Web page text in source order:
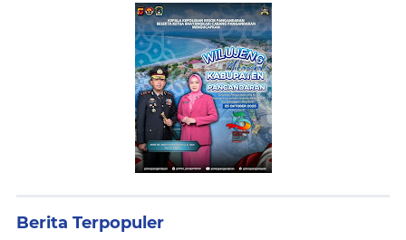
Berita Terpopuler